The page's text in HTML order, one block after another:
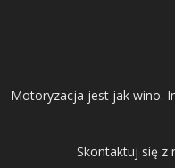
Motoryzacja jest jak wino.
Skontaktuj się z